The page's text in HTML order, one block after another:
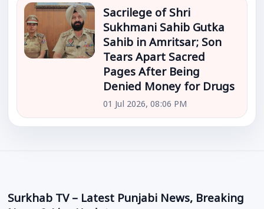
Sacrilege of Shri
Sukhmani Sahib Gutka
Sahib in Amritsar; Son
Tears Apart Sacred
Pages After Being
Denied Money for Drugs
01 Jul 2026, 08:06 PM
Surkhab TV – Latest Punjabi News, Breaking